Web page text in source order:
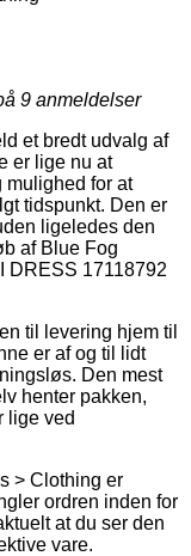
9 anmeldelser
et bredt udvalg af
er lige nu at
mulighed for at
tidspunkt. Den er
ligeledes den
af Blue Fog
DRESS 17118792
til levering hjem til
er af og til lidt
Den mest
henter pakken,
lige ved
> Clothing er
ordren inden for
at du ser den
vare.